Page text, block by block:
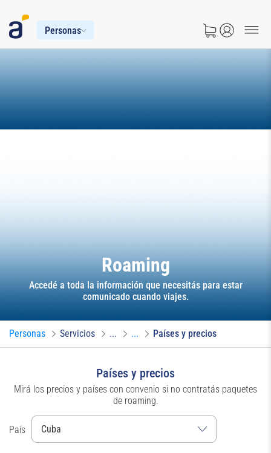
Personas
Roaming
Accedé a toda la información que necesitás para estar
comunicado cuando viajes.
Personas Servicios ... ... Países y precios
Países y precios
Mirá los precios y países con convenio si no contratás paquetes
de roaming.
País